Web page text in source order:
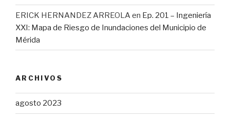
ERICK HERNANDEZ ARREOLAen Ep. 201 – Ingeniería
XXI: Mapa de Riesgo de Inundaciones del Municipio de
Mérida
ARCHIVOS
agosto 2023